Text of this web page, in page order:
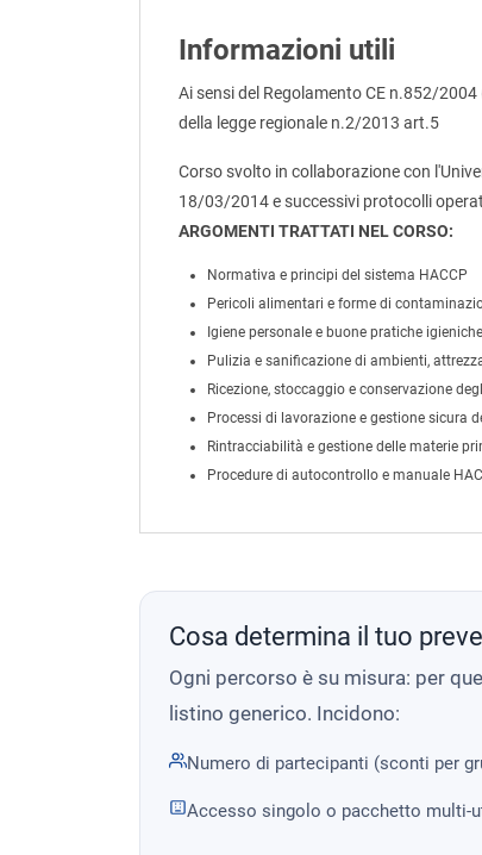
Informazioni utili
Ai sensi del Regolamento CE n.852/
della legge regionale n.2/2013 art.5
Corso svolto in collaborazione con
18/03/2014 e successivi protocolli
ARGOMENTI TRATTATI NEL CORSO:
Normativa e principi del sistema HACCP
Pericoli alimentari e forme di
Igiene personale e buone pratiche igieniche
Pulizia e sanificazione di ambienti,
Ricezione, stoccaggio e conservazione
Processi di lavorazione e gestione sicura
Rintracciabilità e gestione delle materie
Procedure di autocontrollo e manuale
Cosa determina il tuo
Ogni percorso è su misura: per
listino generico. Incidono:
Numero di partecipanti (sconti per
Accesso singolo o pacchetto multi-